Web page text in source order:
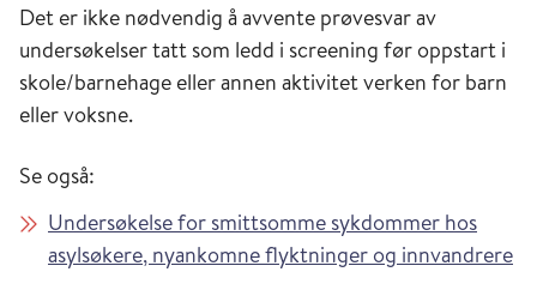
Det er ikke nødvendig å avvente prøvesvar av
undersøkelser tatt som ledd i screening før oppstart i
skole/barnehage eller annen aktivitet verken for barn
eller voksne.
Se også:
Undersøkelse for smittsomme sykdommer hos
asylsøkere, nyankomne flyktninger og innvandrere